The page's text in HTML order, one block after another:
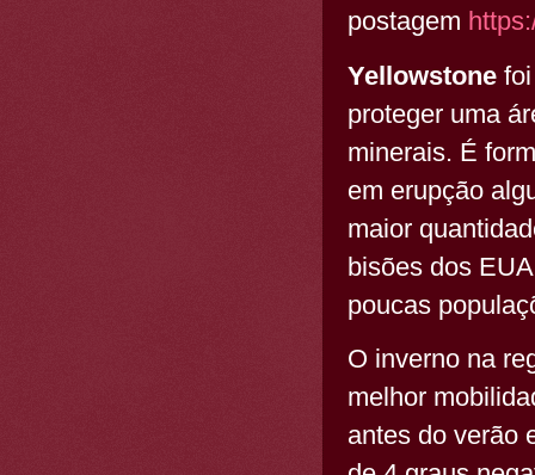
postagem
Yellowstone
proteger uma
minerais. É
em erupção
maior
bisões dos
poucas
O inverno na
melhor
antes do verão